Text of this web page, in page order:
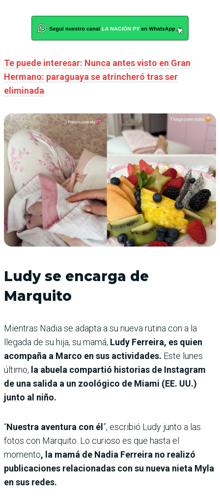
Te puede interesar: Nunca antes visto en Gran
Hermano: paraguaya se atrincheró tras ser
eliminada
Ludy se encarga de
Marquito
Mientras Nadia se adapta a su nueva rutina con a la
llegada de su hija, su mamá, Ludy Ferreira, es quien
acompaña a Marco en sus actividades. Este lunes
último, la abuela compartió historias de Instagram
de una salida a un zoológico de Miami (EE. UU.)
junto al niño.
“Nuestra aventura con él ”, escribió Ludy junto a las
fotos con Marquito. Lo curioso es que hasta el
momento, la mamá de Nadia Ferreira no realizó
publicaciones relacionadas con su nueva nieta Myla
en sus redes.